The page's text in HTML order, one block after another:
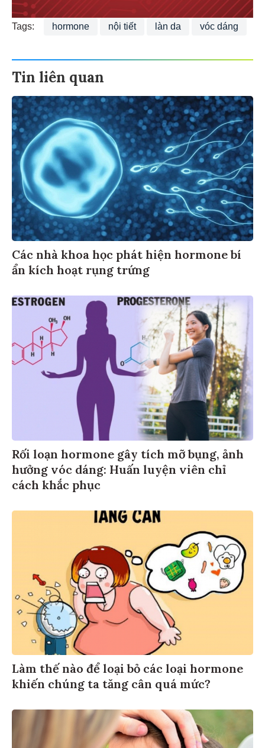
Tags: hormone nội tiết làn da vóc dáng
Tin liên quan
Các nhà khoa học phát hiện hormone bí
ẩn kích hoạt rụng trứng
Rối loạn hormone gây tích mỡ bụng, ảnh
hưởng vóc dáng: Huấn luyện viên chỉ
cách khắc phục
Làm thế nào để loại bỏ các loại hormone
khiến chúng ta tăng cân quá mức?